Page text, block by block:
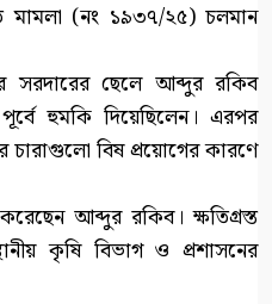
মামলা (নং ১৯৩৭/২৫) চলমান
ছেলে আব্দুর রকিব
হুমকি দিয়েছিলেন। এরপর
চারাগুলো বিষ প্রয়োগের কারণে
আব্দুর রকিব। ক্ষতিগ্রস্ত
কৃষি বিভাগ ও প্রশাসনের